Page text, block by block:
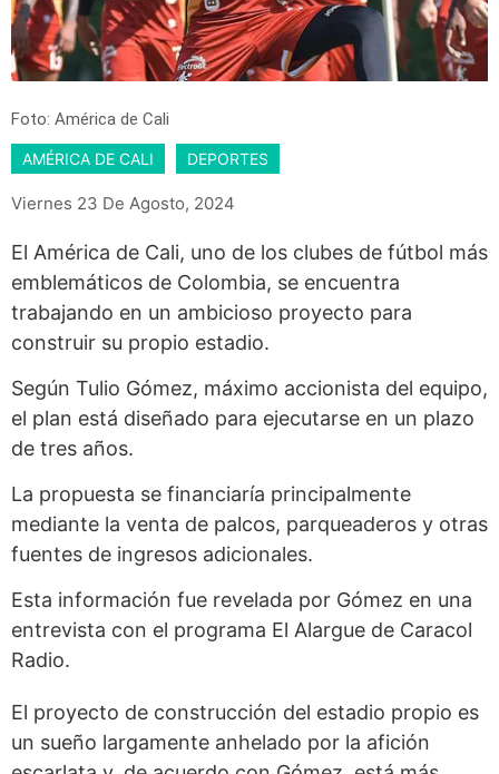
Foto: América de Cali
AMÉRICA DE CALI DEPORTES
Viernes 23 De Agosto, 2024
El América de Cali, uno de los clubes de fútbol más
emblemáticos de Colombia, se encuentra
trabajando en un ambicioso proyecto para
construir su propio estadio.
Según Tulio Gómez, máximo accionista del equipo,
el plan está diseñado para ejecutarse en un plazo
de tres años.
La propuesta se financiaría principalmente
mediante la venta de palcos, parqueaderos y otras
fuentes de ingresos adicionales.
Esta información fue revelada por Gómez en una
entrevista con el programa El Alargue de Caracol
Radio.
El proyecto de construcción del estadio propio es
un sueño largamente anhelado por la afición